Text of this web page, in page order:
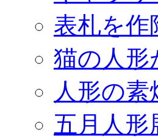
表札を作
猫の人形
人形の
五月人形